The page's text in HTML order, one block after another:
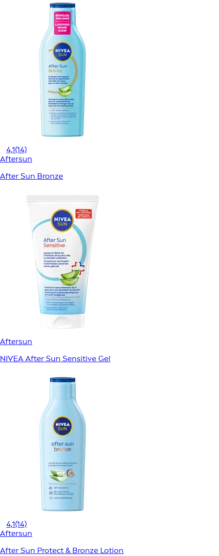
4,1(14)
Aftersun
After Sun Bronze
Aftersun
NIVEA After Sun Sensitive Gel
4,1(14)
Aftersun
After Sun Protect & Bronze Lotion